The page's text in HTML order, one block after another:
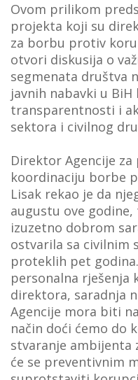
Ovom prilikom
projekta koji su
za borbu protiv
otvori diskusija o
segmenata društva
javnih nabavki u BiH
transparentnosti i
sektora i civilnog
Direktor Agencije
koordinaciju borbe
Lisak rekao je da
augustu ove
izuzetno dobrom
ostvarila sa civilnim
proteklih pet
personalna rješenja
direktora, saradnja
Agencije mora biti
način doći ćemo do
stvaranje ambijenta
će se preventivnim